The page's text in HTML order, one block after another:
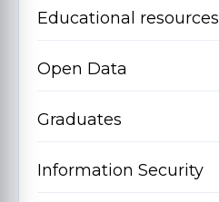
Educational resources
Open Data
Graduates
Information Security